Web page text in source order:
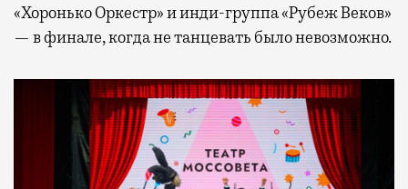
«Хоронько Оркестр» и инди-группа «Рубеж Веков»
— в финале, когда не танцевать было невозможно.